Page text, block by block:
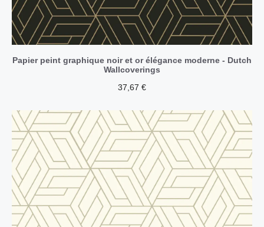
Papier peint graphique noir et or élégance moderne - Dutch
Wallcoverings
37,67 €